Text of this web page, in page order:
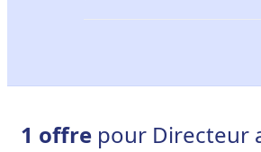
1 offre pour Directeur